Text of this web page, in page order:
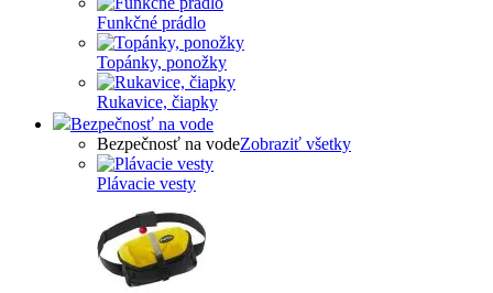
Funkčné prádlo
Topánky, ponožky
Rukavice, čiapky
Bezpečnosť na vode
Bezpečnosť na vodeZobraziť všetky
Plávacie vesty